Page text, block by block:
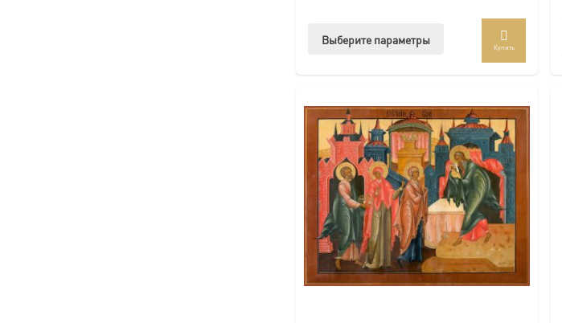
Выберите параметры
вариаций.
Опции
можно
выбрать
на
странице
товара.
Купить